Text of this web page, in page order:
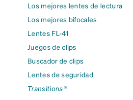
Los mejores lentes de lectura
Los mejores bifocales
Lentes FL-41
Juegos de clips
Buscador de clips
Lentes de seguridad
Transitions®